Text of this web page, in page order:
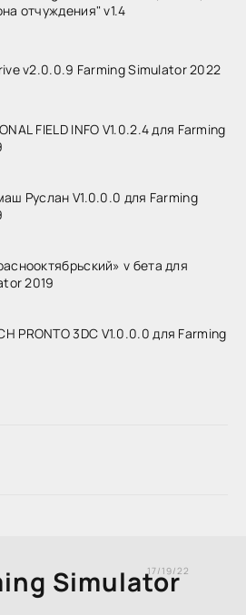
отчуждения" v1.4
v2.0.0.9 Farming Simulator 2022
FIELD INFO V1.0.2.4 для Farming
Руслан V1.0.0.0 для Farming
v бета для
2019
PRONTO 3DC V1.0.0.0 для Farming
Simulator
17/19/22